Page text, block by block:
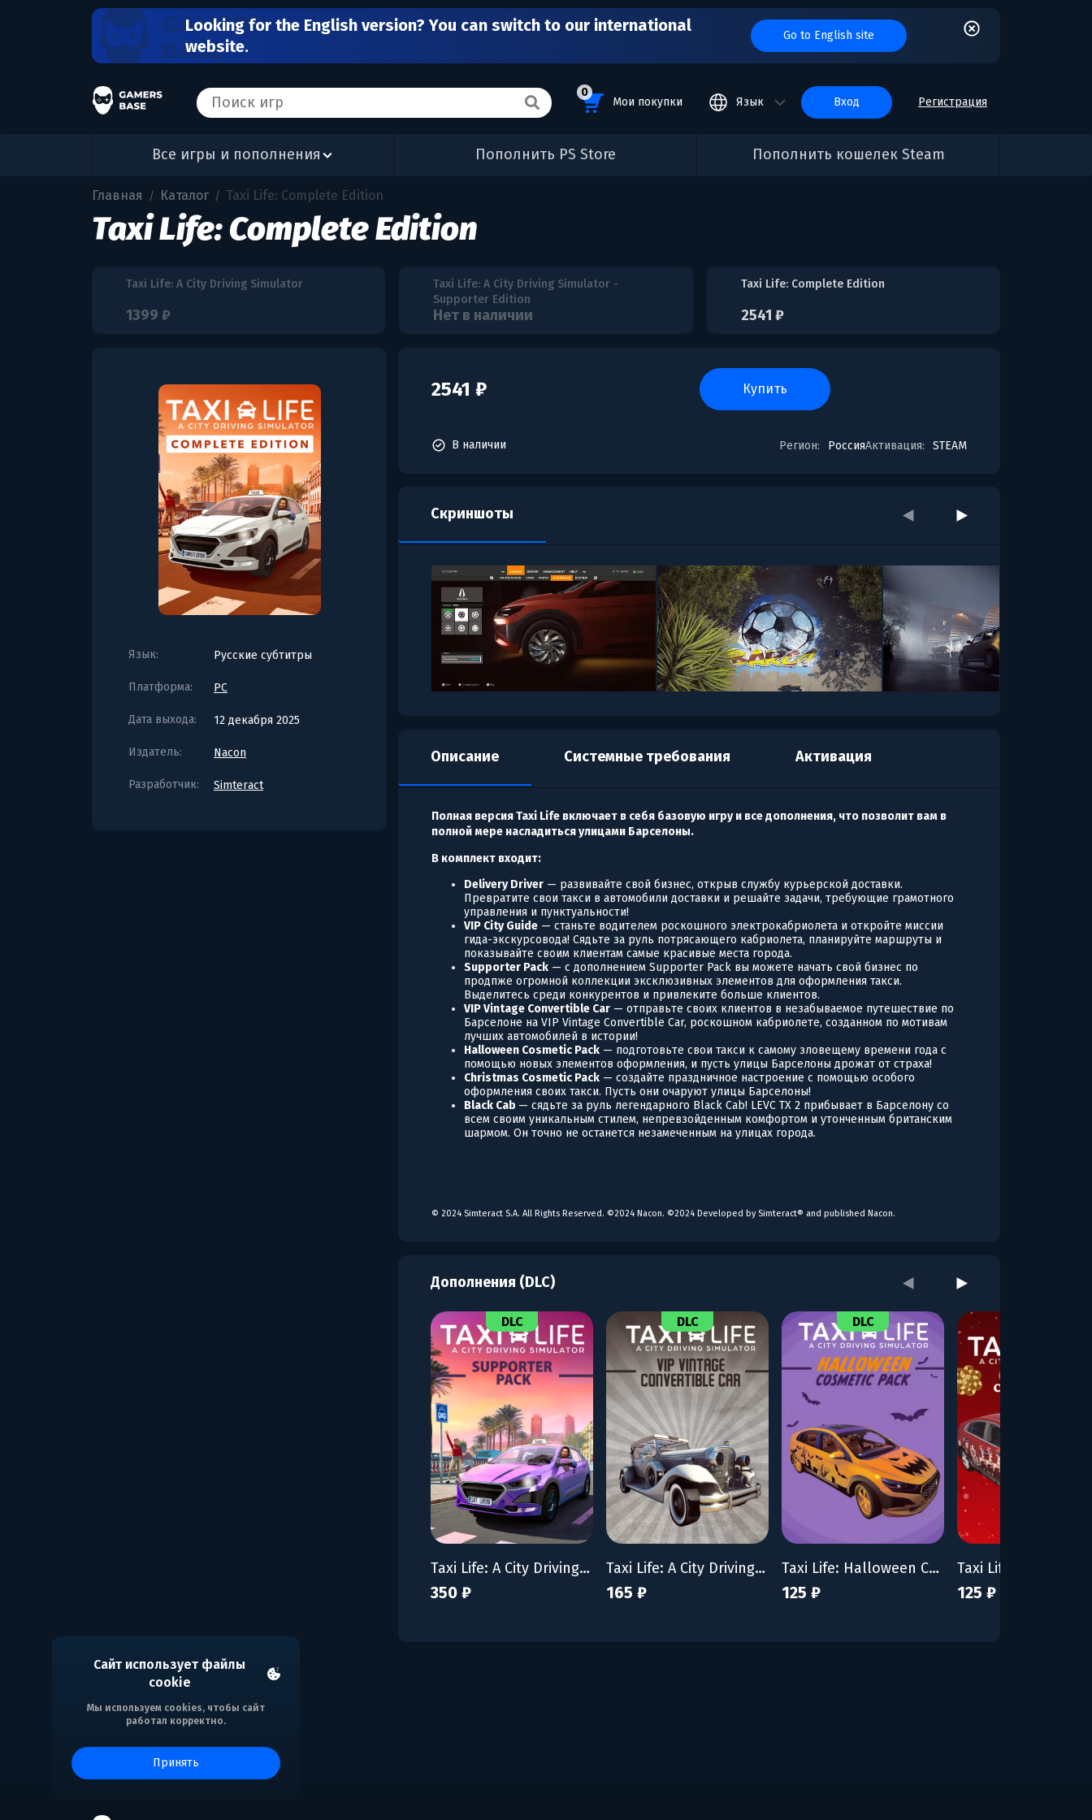
Looking for the English version? You can switch to our international
website.
Go to English site
0
Мои покупки Язык вход Регистрация
Все игры и пополнения Пополнить PS Store Пополнить кошелек Steam
Сайт использует файлы
cookie
Мы используем cookies, чтобы сайт
работал корректно.
принять
Главная / Каталог / Taxi Life: Complete Edition
Taxi Life: Complete Edition
Taxi Life: A City Driving Simulator
1399 ₽
Taxi Life: A City Driving Simulator -
Supporter Edition
Нет в наличии
Taxi Life: Complete Edition
2541 ₽
Язык: Русские субтитры
Платформа: PC
Дата выхода: 12 декабря 2025
Издатель: Nacon
Разработчик: Simteract
2541 ₽ купить
Регион: РоссияАктивация: STEAM
В наличии
Скриншоты
Описание Системные требования Активация
Полная версия Taxi Life включает в себя базовую игру и все дополнения, что позволит вам в
полной мере насладиться улицами Барселоны.
В комплект входит:
Delivery Driver — развивайте свой бизнес, открыв службу курьерской доставки.
Превратите свои такси в автомобили доставки и решайте задачи, требующие грамотного
управления и пунктуальности!
VIP City Guide — станьте водителем роскошного электрокабриолета и откройте миссии
гида-экскурсовода! Сядьте за руль потрясающего кабриолета, планируйте маршруты и
показывайте своим клиентам самые красивые места города.
Supporter Pack — с дополнением Supporter Pack вы можете начать свой бизнес по
продпже огромной коллекции эксклюзивных элементов для оформления такси.
Выделитесь среди конкурентов и привлеките больше клиентов.
VIP Vintage Convertible Car — отправьте своих клиентов в незабываемое путешествие по
Барселоне на VIP Vintage Convertible Car, роскошном кабриолете, созданном по мотивам
лучших автомобилей в истории!
Halloween Cosmetic Pack — подготовьте свои такси к самому зловещему времени года с
помощью новых элементов оформления, и пусть улицы Барселоны дрожат от страха!
Christmas Cosmetic Pack — создайте праздничное настроение с помощью особого
оформления своих такси. Пусть они очаруют улицы Барселоны!
Black Cab — сядьте за руль легендарного Black Cab! LEVC TX 2 прибывает в Барселону со
всем своим уникальным стилем, непревзойденным комфортом и утонченным британским
шармом. Он точно не останется незамеченным на улицах города.
© 2024 Simteract S.A. All Rights Reserved. ©2024 Nacon. ©2024 Developed by Simteract® and published Nacon.
Дополнения (DLC)
DLC
Taxi Life: A City Driving Simulator - Supporter Pack
350 ₽
DLC
Taxi Life: A City Driving Simulator - VIP Vintage Convertible Car
165 ₽
DLC
Taxi Life: Halloween Cosmetic Pack
125 ₽ 125 ₽